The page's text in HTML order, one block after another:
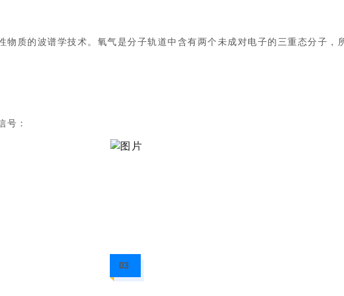
质的波谱学技术。氧气是分子轨道中含有两个未成对电子的三重态分子，
号：
03